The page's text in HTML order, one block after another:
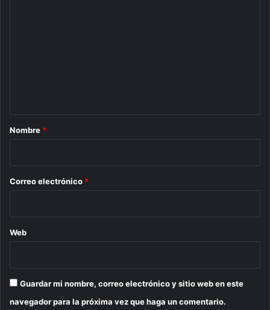
r
*
Nombre *
Correo electrónico *
Web
Guardar mi nombre, correo electrónico y sitio web en este
navegador para la próxima vez que haga un comentario.